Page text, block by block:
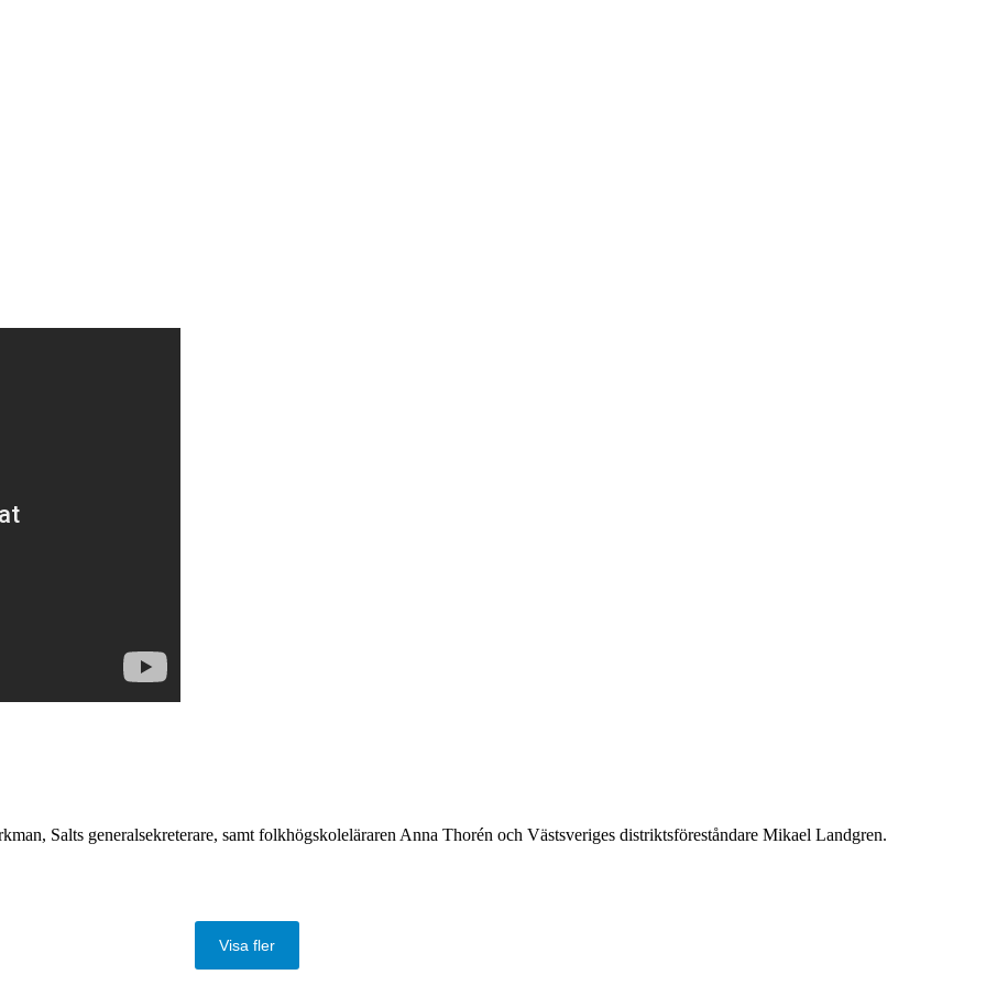
Salts generalsekreterare, samt folkhögskoleläraren Anna Thorén och Västsveriges distriktsföreståndare Mikael Landgren.
Visa fler